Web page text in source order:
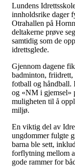
Lundens
innholdsrike dager
Otrahallen på
deltakerne prøve
samtidig som de
idrettsglede.
Gjennom dagene
badminton,
fotball og håndball.
og «NM i gjemsel»
muligheten til å
miljø.
En viktig del av
ungdommer fulgte
barna ble sett,
forflytning mellom
gode rammer for